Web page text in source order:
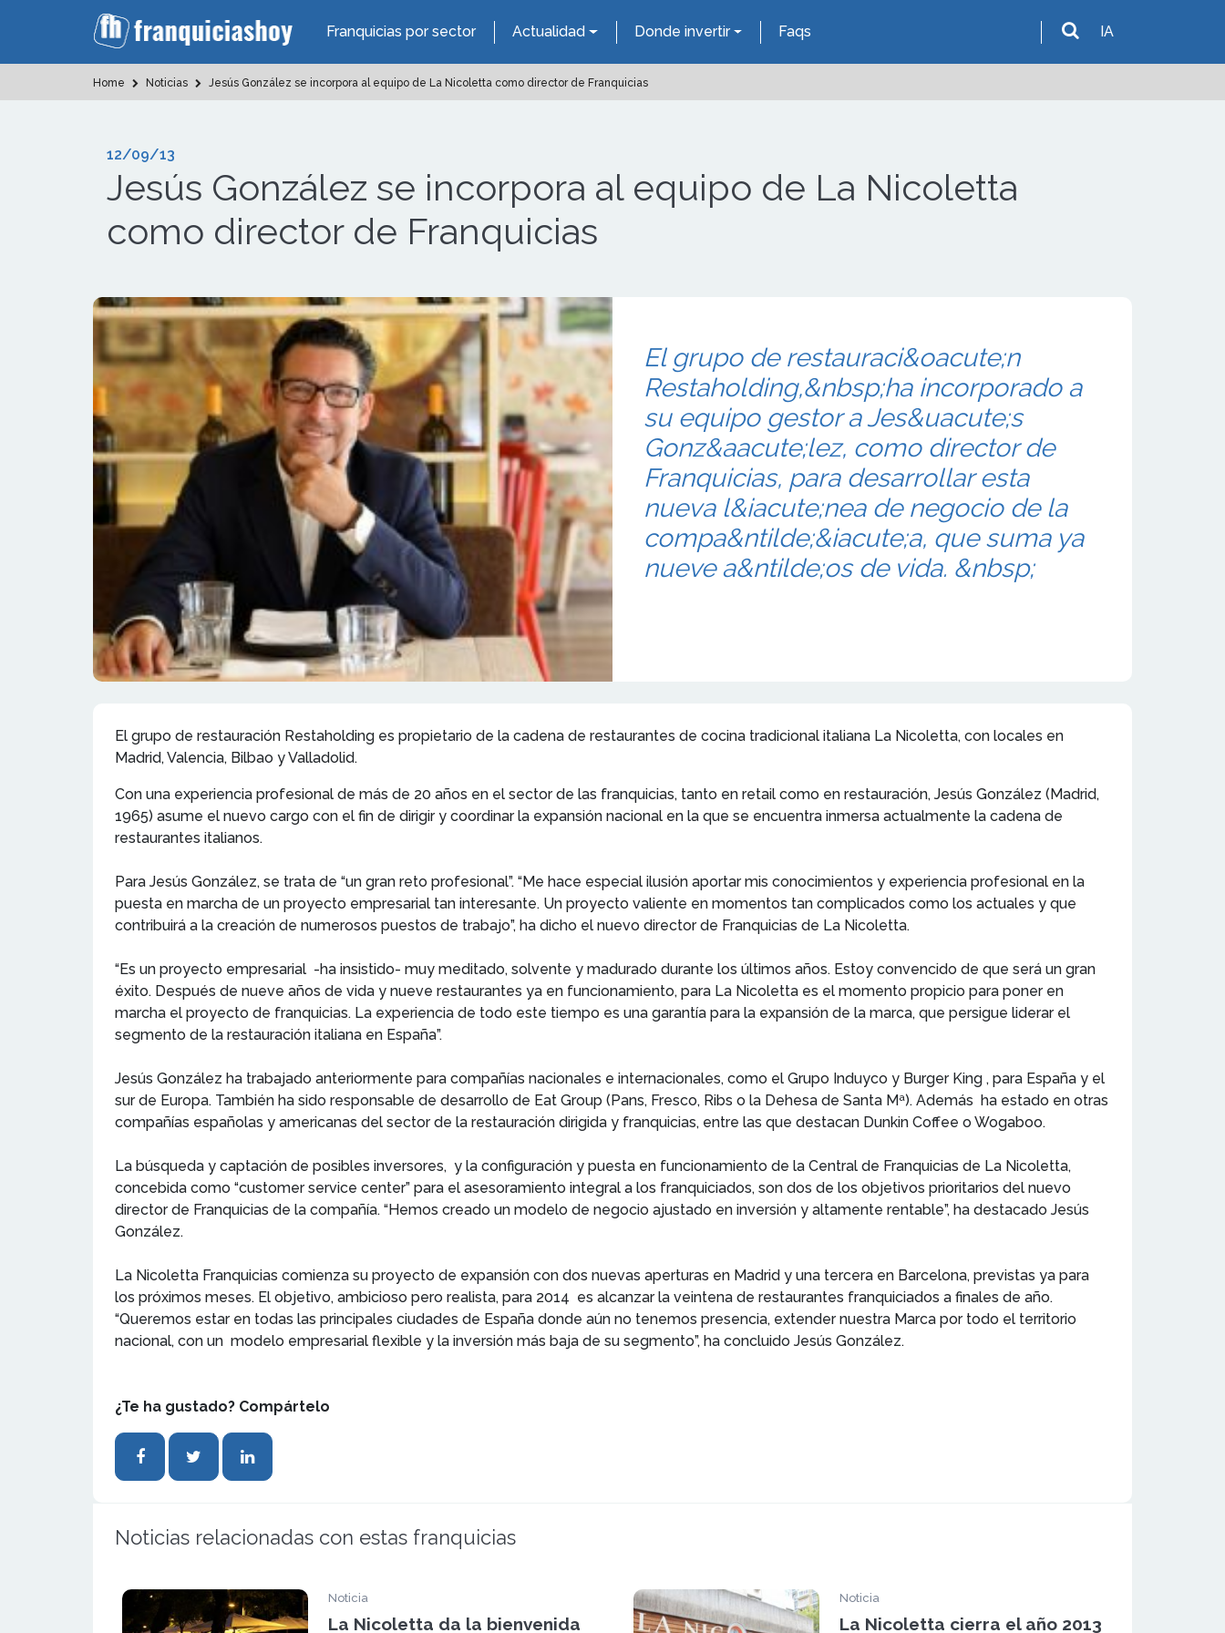
Franquicias por sector Actualidad Donde invertir Faqs IA
Home Noticias Jesús González se incorpora al equipo de La Nicoletta como director de Franquicias
12/09/13
Jesús González se incorpora al equipo de La Nicoletta
como director de Franquicias
El grupo de restauraci&oacute;n
Restaholding,&nbsp;ha incorporado a
su equipo gestor a Jes&uacute;s
Gonz&aacute;lez, como director de
Franquicias, para desarrollar esta
nueva l&iacute;nea de negocio de la
compa&ntilde;&iacute;a, que suma ya
nueve a&ntilde;os de vida. &nbsp;
El grupo de restauración Restaholding es propietario de la cadena de restaurantes de cocina tradicional italiana La Nicoletta, con locales en
Madrid, Valencia, Bilbao y Valladolid.
Con una experiencia profesional de más de 20 años en el sector de las franquicias, tanto en retail como en restauración, Jesús González (Madrid,
1965) asume el nuevo cargo con el fin de dirigir y coordinar la expansión nacional en la que se encuentra inmersa actualmente la cadena de
restaurantes italianos.
Para Jesús González, se trata de “un gran reto profesional”. “Me hace especial ilusión aportar mis conocimientos y experiencia profesional en la
puesta en marcha de un proyecto empresarial tan interesante. Un proyecto valiente en momentos tan complicados como los actuales y que
contribuirá a la creación de numerosos puestos de trabajo”, ha dicho el nuevo director de Franquicias de La Nicoletta.
“Es un proyecto empresarial -ha insistido- muy meditado, solvente y madurado durante los últimos años. Estoy convencido de que será un gran
éxito. Después de nueve años de vida y nueve restaurantes ya en funcionamiento, para La Nicoletta es el momento propicio para poner en
marcha el proyecto de franquicias. La experiencia de todo este tiempo es una garantía para la expansión de la marca, que persigue liderar el
segmento de la restauración italiana en España”.
Jesús González ha trabajado anteriormente para compañías nacionales e internacionales, como el Grupo Induyco y Burger King , para España y el
sur de Europa. También ha sido responsable de desarrollo de Eat Group (Pans, Fresco, Ribs o la Dehesa de Santa Mª). Además ha estado en otras
compañías españolas y americanas del sector de la restauración dirigida y franquicias, entre las que destacan Dunkin Coffee o Wogaboo.
La búsqueda y captación de posibles inversores, y la configuración y puesta en funcionamiento de la Central de Franquicias de La Nicoletta,
concebida como “customer service center” para el asesoramiento integral a los franquiciados, son dos de los objetivos prioritarios del nuevo
director de Franquicias de la compañía. “Hemos creado un modelo de negocio ajustado en inversión y altamente rentable”, ha destacado Jesús
González.
La Nicoletta Franquicias comienza su proyecto de expansión con dos nuevas aperturas en Madrid y una tercera en Barcelona, previstas ya para
los próximos meses. El objetivo, ambicioso pero realista, para 2014 es alcanzar la veintena de restaurantes franquiciados a finales de año.
“Queremos estar en todas las principales ciudades de España donde aún no tenemos presencia, extender nuestra Marca por todo el territorio
nacional, con un modelo empresarial flexible y la inversión más baja de su segmento”, ha concluido Jesús González.
¿Te ha gustado? Compártelo
Noticias relacionadas con estas franquicias
Noticia
La Nicoletta da la bienvenida
Noticia
La Nicoletta cierra el año 2013